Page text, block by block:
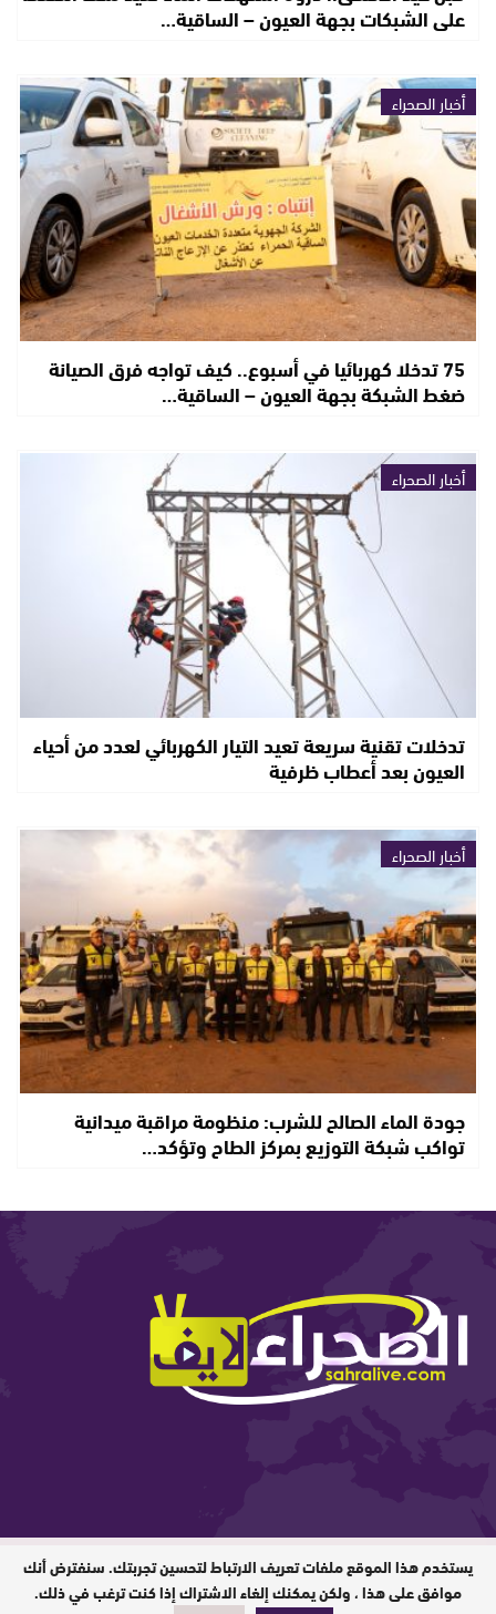
على الشبكات بجهة العيون – الساقية…
أخبار الصحراء
75 تدخلا كهربائيا في أسبوع.. كيف تواجه فرق الصيانة
ضغط الشبكة بجهة العيون – الساقية…
أخبار الصحراء
تدخلات تقنية سريعة تعيد التيار الكهربائي لعدد من أحياء
العيون بعد أعطاب ظرفية
أخبار الصحراء
جودة الماء الصالح للشرب: منظومة مراقبة ميدانية
تواكب شبكة التوزيع بمركز الطاح وتؤكد…
المدير المسؤول : ابيبك المحفوظ / جميع
الحقوق محفوظة © 2026
يستخدم هذا الموقع ملفات تعريف الارتباط لتحسين تجربتك. سنفترض أنك
موافق على هذا ، ولكن يمكنك إلغاء الاشتراك إذا كنت ترغب في ذلك.